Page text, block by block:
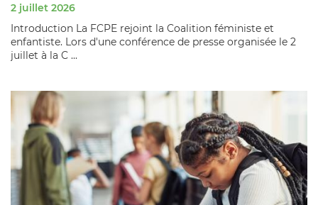
2 juillet 2026
Introduction La FCPE rejoint la Coalition féministe et
enfantiste. Lors d'une conférence de presse organisée le 2
juillet à la C ...